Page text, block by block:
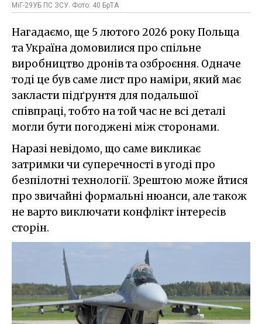
МіГ-29УБ ПС ЗСУ. Фото: 40 БрТА
Нагадаємо, ще 5 лютого 2026 року Польща
та Україна домовилися про спільне
виробництво дронів та озброєння. Одначе
тоді це був саме лист про наміри, який має
закласти підґрунтя для подальшої
співпраці, тобто на той час не всі деталі
могли бути погоджені між сторонами.
Наразі невідомо, що саме викликає
затримки чи суперечності в угоді про
безпілотні технології. Зрештою може йтися
про звичайні формальні нюанси, але також
не варто виключати конфлікт інтересів
сторін.